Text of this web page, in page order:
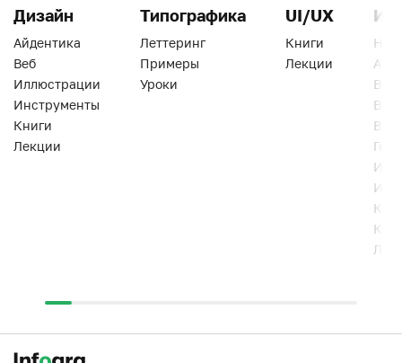
Дизайн
Айдентика
Веб
Иллюстрации
Инструменты
Книги
Лекции
Типографика
Леттеринг
Примеры
Уроки
UI/UX
Книги
Лекции
Веб